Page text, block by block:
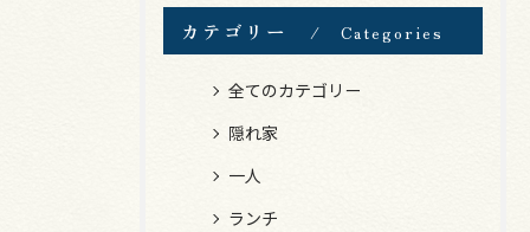
カテゴリー Categories
全てのカテゴリー
隠れ家
一人
ランチ